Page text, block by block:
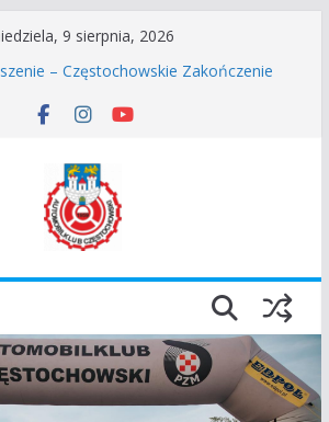
9 sierpnia, 2026
Rozpoczęcie Sezonu 2026
– Częstochowskie Zakończenie
2025
Częstochowski zostaje odwołany.
Classic Sprint o Puchar Prezydenta
Gliwice